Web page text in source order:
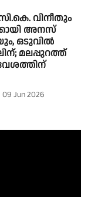
വിനീതും
അനസ്
ഒടുവില്‍
മലപ്പുറത്ത്
09 Jun 2026